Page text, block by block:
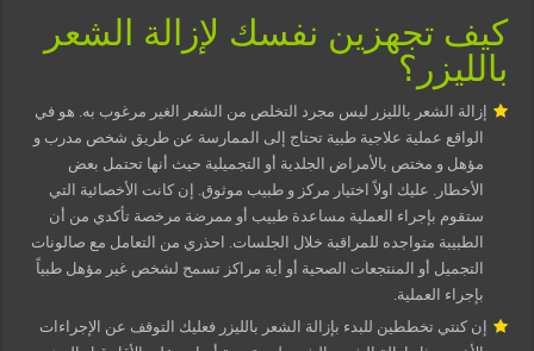
كيف تجهزين نفسك لإزالة الشعر
بالليزر؟
إزالة الشعر بالليزر ليس مجرد التخلص من الشعر الغير مرغوب به. هو في
الواقع عملية علاجية طبية تحتاج إلى الممارسة عن طريق شخص مدرب و
مؤهل و مختص بالأمراض الجلدية أو التجميلية حيث أنها تحتمل بعض
الأخطار. عليك اولاً اختيار مركز و طبيب موثوق. إن كانت الأخصائية التي
ستقوم بإجراء العملية مساعدة طبيب أو ممرضة مرخصة تأكدي من أن
الطبيبة متواجده للمراقبة خلال الجلسات. احذري من التعامل مع صالونات
التجميل أو المنتجعات الصحية أو أية مراكز تسمح لشخص غير مؤهل طبياً
بإجراء العملية.
إن كنتي تخططين للبدء بإزالة الشعر بالليزر فعليك التوقف عن الإجراءات